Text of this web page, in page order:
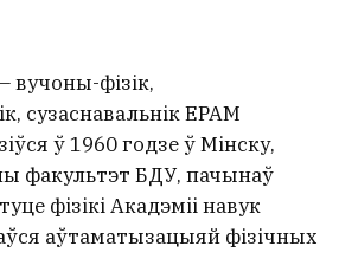
вучоны-фізік,
сузаснавальнік EPAM
ў 1960 годзе ў Мінску,
факультэт БДУ, пачынаў
фізікі Акадэміі навук
аўтаматызацыяй фізічных